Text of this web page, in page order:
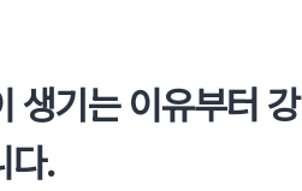
생기는 이유부터 강
다.